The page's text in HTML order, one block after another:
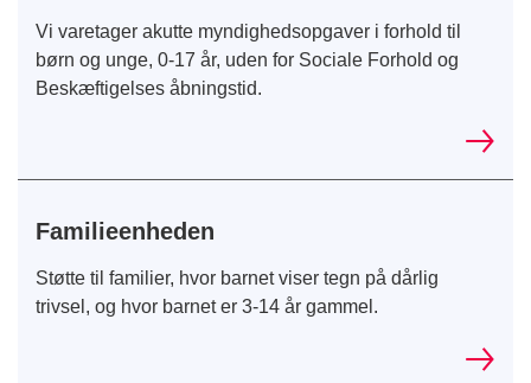
Vi varetager akutte myndighedsopgaver i forhold til
børn og unge, 0-17 år, uden for Sociale Forhold og
Beskæftigelses åbningstid.
Familieenheden
Støtte til familier, hvor barnet viser tegn på dårlig
trivsel, og hvor barnet er 3-14 år gammel.